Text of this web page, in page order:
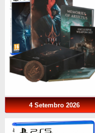
4 Setembro 2026